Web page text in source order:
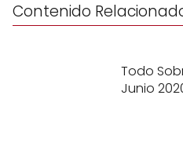
Contenido
Todo
Junio